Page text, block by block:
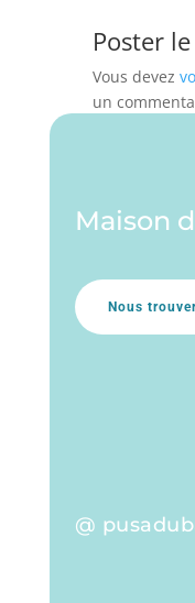
Poster
Vous devez
un
Maison
Nous
@